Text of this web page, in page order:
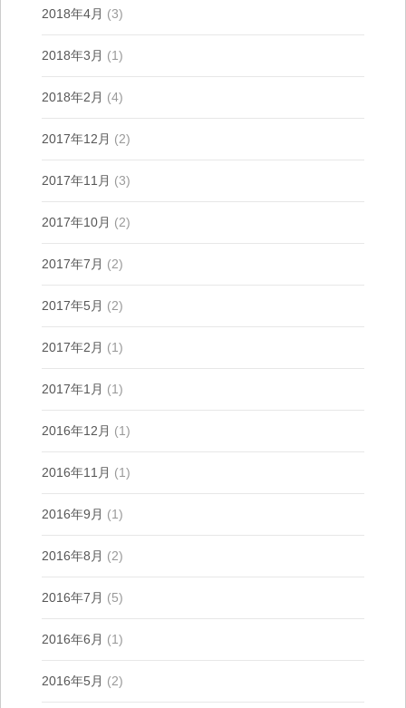
2018年4月 (3)
2018年3月 (1)
2018年2月 (4)
2017年12月 (2)
2017年11月 (3)
2017年10月 (2)
2017年7月 (2)
2017年5月 (2)
2017年2月 (1)
2017年1月 (1)
2016年12月 (1)
2016年11月 (1)
2016年9月 (1)
2016年8月 (2)
2016年7月 (5)
2016年6月 (1)
2016年5月 (2)